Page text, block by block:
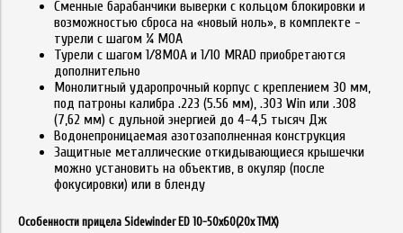
Сменные барабанчики выверки с кольцом блокировки и
возможностью сброса на «новый ноль», в комплекте -
турели с шагом ¼ MOA
Турели с шагом 1/8MOA и 1/10 MRAD приобретаются
дополнительно
Монолитный ударопрочный корпус с креплением 30 мм,
под патроны калибра .223 (5.56 мм), .303 Win или .308
(7,62 мм) с дульной энергией до 4-4,5 тысяч Дж
Водонепроницаемая азотозаполненная конструкция
Защитные металлические откидывающиеся крышечки
можно установить на объектив, в окуляр (после
фокусировки) или в бленду
Особенности прицела Sidewinder ED 10-50x60(20x TMX)